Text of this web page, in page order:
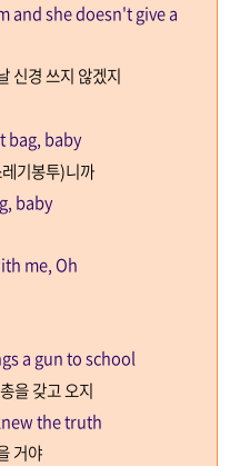
and she doesn't give a
신경 쓰지 않겠지
bag, baby
기봉투)니까
baby
me, Oh
a gun to school
을 갖고 오지
the truth
거야